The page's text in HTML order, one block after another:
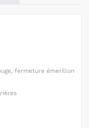
fermeture émerillon